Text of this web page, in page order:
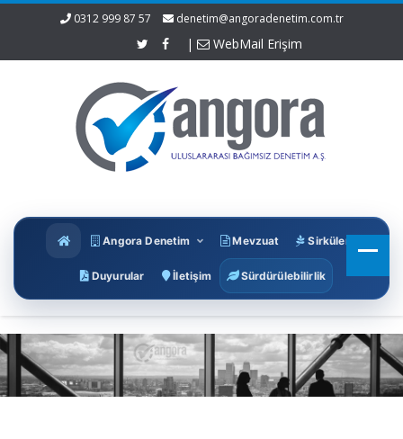
0312 999 87 57 denetim@angoradenetim.com.tr
| WebMail Erişim
Angora Denetim Mevzuat Sirküler
Duyurular İletişim Sürdürülebilirlik